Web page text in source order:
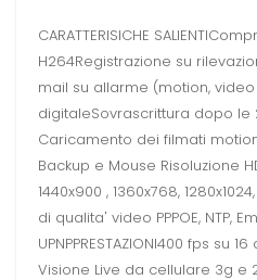
CARATTERISICHE
H264Registrazione su
mail su allarme (motion,
digitaleSovrascrittura dopo le
Caricamento dei filmati
Backup e Mouse Risoluzione
1440x900 , 1360x768,
di qualita' video PPPOE, NTP,
UPNPPRESTAZIONI400 fps su
Visione Live da cellulare 3g e